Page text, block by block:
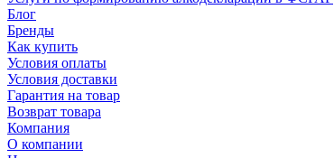
Блог
Бренды
Как купить
Условия оплаты
Условия доставки
Гарантия на товар
Возврат товара
Компания
О компании